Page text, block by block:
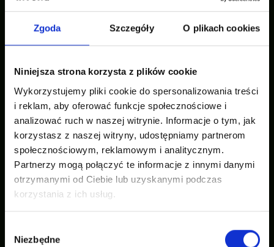
Zgoda Szczegóły O plikach cookies
Niniejsza strona korzysta z plików cookie
Wykorzystujemy pliki cookie do spersonalizowania treści
i reklam, aby oferować funkcje społecznościowe i
analizować ruch w naszej witrynie. Informacje o tym, jak
korzystasz z naszej witryny, udostępniamy partnerom
społecznościowym, reklamowym i analitycznym.
Partnerzy mogą połączyć te informacje z innymi danymi
otrzymanymi od Ciebie lub uzyskanymi podczas
korzystania z ich usług.
zgody
Niezbędne
Nasze inspiracje